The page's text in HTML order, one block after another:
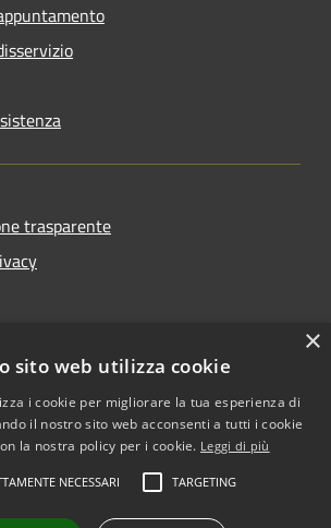
trasparente
Copyright © 2026 • Comune di
Municipium•Accesso
redazione
×
sito web utilizza cookie
i cookie per migliorare la tua esperienza di
il nostro sito web acconsenti a tutti i cookie
la nostra policy per i cookie. Leggi di più
NECESSARI TARGETING